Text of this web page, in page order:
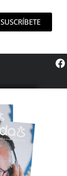
SUSCRÍBETE